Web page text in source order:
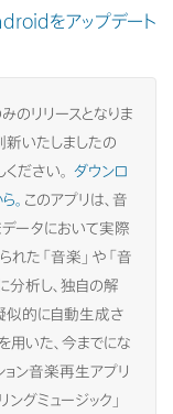
をアップデート
リリースとなりま
新いたしましたの
ださい。 ダウンロ
。 このアプリは、音
ータにおいて実際
れた「音楽」や「音
分析し、独自の解
似的に自動生成さ
用いた、今までにな
ョン音楽再生アプリ
グミュージック」